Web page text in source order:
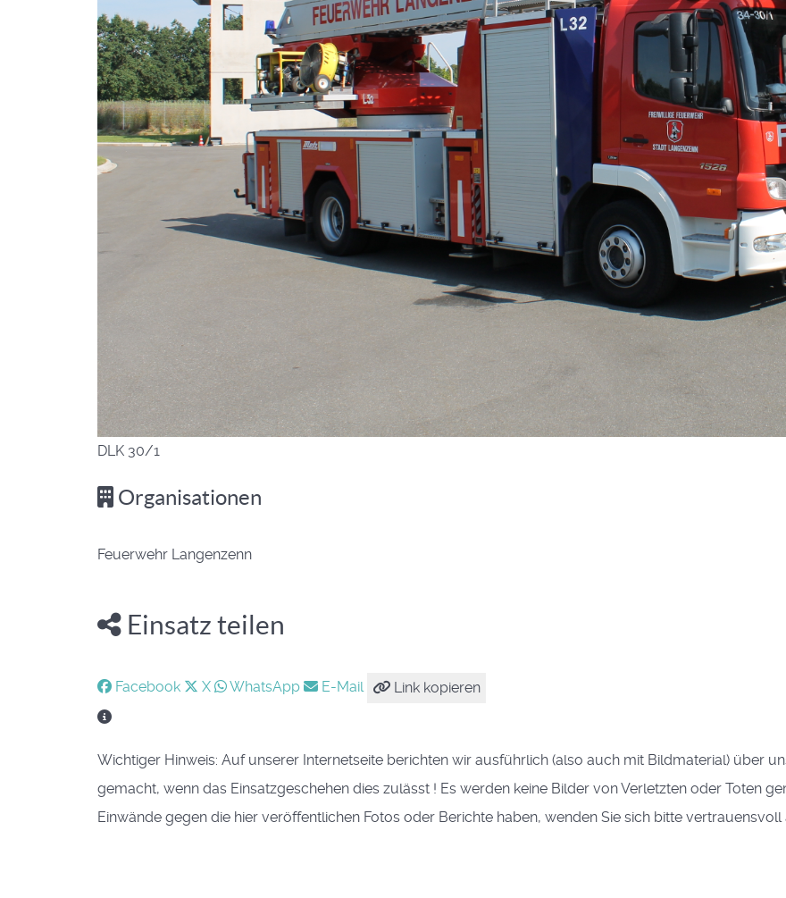
DLK 30/1
Organisationen
Feuerwehr Langenzenn
Einsatz teilen
Facebook X WhatsApp E-Mail Link kopieren
Wichtiger Hinweis: Auf unserer Internetseite berichten wir ausführlich (also auch mit Bildmaterial) über
gemacht, wenn das Einsatzgeschehen dies zulässt ! Es werden keine Bilder von Verletzten oder Toten
Einwände gegen die hier veröffentlichen Fotos oder Berichte haben, wenden Sie sich bitte vertrauensvoll